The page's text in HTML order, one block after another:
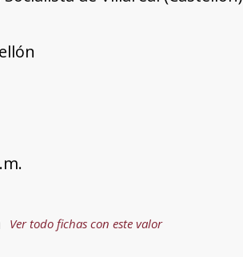
Ver todo fichas con este valor